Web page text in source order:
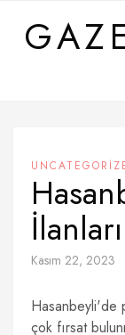
content
İlanları
Kasım 22, 2023
Hasanbeyli'de
çok fırsat